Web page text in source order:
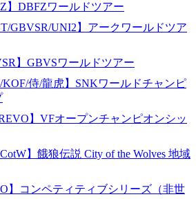
】DBFZワールドツアー
GBVSR/UNI2】アークワールドツア
】GBVSワールドツアー
/KOF/侍/龍虎】SNKワールドチャンピ
】VFオープンチャンピオンシッ
】餓狼伝説 City of the Wolves 地域
】コンペティティブシリーズ（非世